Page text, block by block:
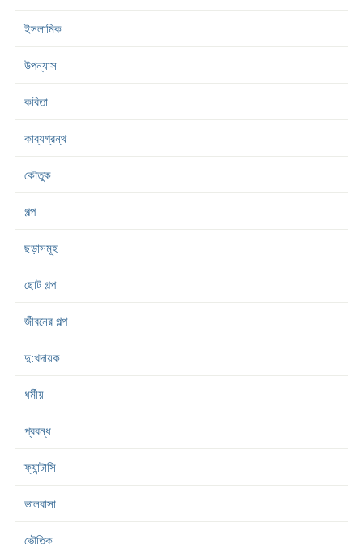
ইসলামিক
উপন্যাস
কবিতা
কাব্যগ্রন্থ
কৌতুক
গল্প
ছড়াসমূহ
ছোট গল্প
জীবনের গল্প
দু:খদায়ক
ধর্মীয়
প্রবন্ধ
ফ্যান্টাসি
ভালবাসা
ভৌতিক